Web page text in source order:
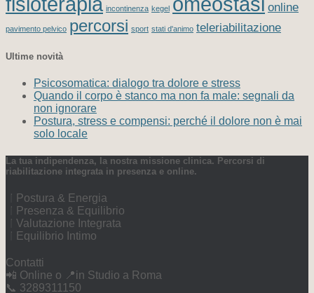
incontinenza kegel online
pavimento pelvico percorsi sport stati d'animo teleriabilitazione
Ultime novità
Psicosomatica: dialogo tra dolore e stress
Quando il corpo è stanco ma non fa male: segnali da
non ignorare
Postura, stress e compensi: perché il dolore non è mai
solo locale
La tua indipendenza, la nostra missione clinica. Percorsi di
riabilitazione integrata in presenza e online.
Postura & Energia
Presenza & Equilibrio
Valutazione Integrata
Equilibrio Intimo
Contatti
📲 Online o 📍in Studio a Roma
📞 3289311150